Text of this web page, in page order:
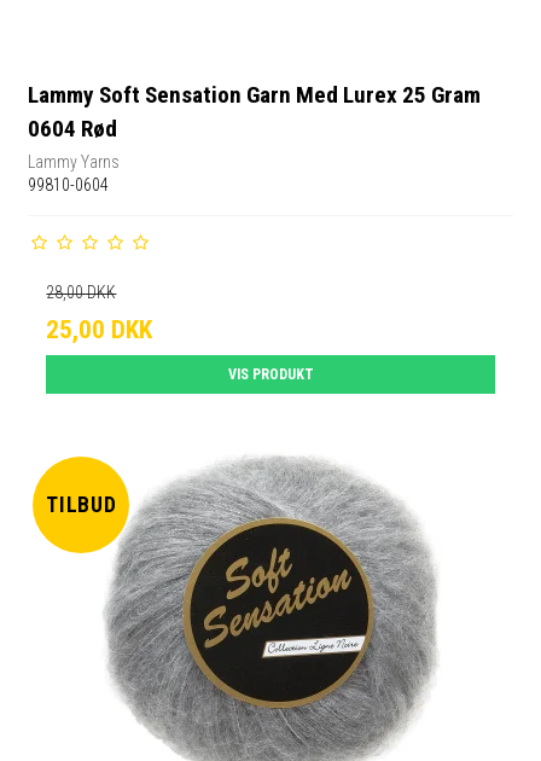
Lammy Soft Sensation Garn Med Lurex 25 Gram
0604 Rød
Lammy Yarns
99810-0604
28,00 DKK
25,00 DKK
VIS PRODUKT
TILBUD